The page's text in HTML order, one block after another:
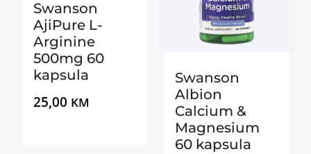
Swanson
AjiPure L-
Arginine
500mg 60
kapsula
25,00 KM
Swanson
Albion
Calcium &
Magnesium
60 kapsula